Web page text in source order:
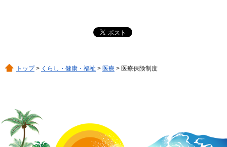
トップ> くらし・健康・福祉 > 医療 > 医療保険制度